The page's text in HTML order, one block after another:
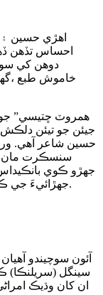
اهڙي حسين
احساس تڏهن
دوهن کي
خاموش طبع
جيئن جو تيئن
حسين شاعر آهي.
سنسڪرت مان
جهڙو ڪوي
جهڙائيءَ جي ڪري هن ڪتاب ‘همروٽ ڇتيسي’ ۾ موجود آهي.
سينگل (سريلنڪا)
ان کان وڌيڪ